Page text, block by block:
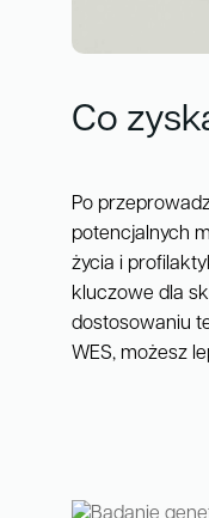
Co
Po
potencjalnych
życia i
kluczowe dla
dostosowaniu
WES, możesz